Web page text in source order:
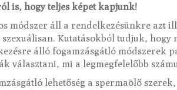
is, hogy teljes képet kapjunk!
módszer áll a rendelkezésünkre azt
Kutatásokból tudjuk,
álló fogamzásgátló módszerek
választani, mi a legmegfelelőbb
lehetőség a spermaölő